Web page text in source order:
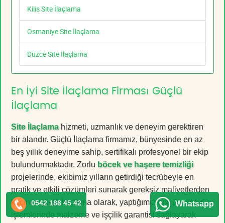
Kilis Site İlaçlama
Osmaniye Site İlaçlama
Düzce Site İlaçlama
En İyi Site İlaçlama Firması Güçlü
İlaçlama
Site İlaçlamahizmeti, uzmanlık ve deneyim gerektiren
bir alandır. Güçlü İlaçlama firmamız, bünyesinde en az
beş yıllık deneyime sahip, sertifikalı profesyonel bir ekip
bulundurmaktadır. Zorlu böcek ve haşere temizliği
projelerinde, ekibimiz yılların getirdiği tecrübeyle en
pratik ve etkili çözümleri sunarak gereksiz maliyetlerden
kaçınır. Güçlü İlaçlama olarak, yaptığımız tüm ilaçlama
işlemlerinde malzeme ve işçilik garantisi sağlayarak
0542 188 45 42 Whatsapp